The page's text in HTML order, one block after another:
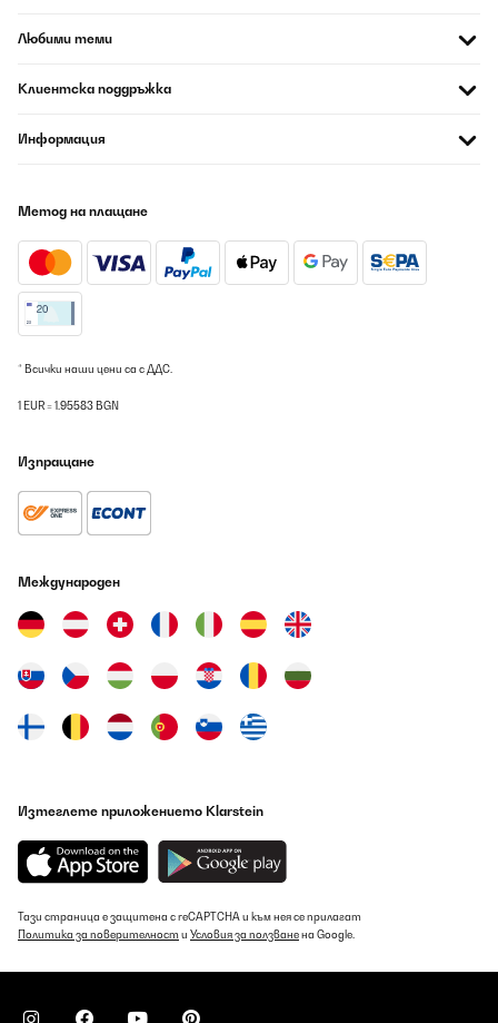
Любими теми
Клиентска поддръжка
Информация
Метод на плащане
* Всички наши цени са с ДДС.
1 EUR = 1.95583 BGN
Изпращане
Международен
Изтеглете приложението Klarstein
Тази страница е защитена с reCAPTCHA и към нея се прилагат
Политика за поверителност и Условия за ползванена Google.